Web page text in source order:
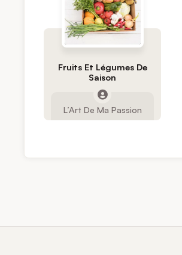
Fruits Et Légumes De
Saison
L’Art De Ma Passion